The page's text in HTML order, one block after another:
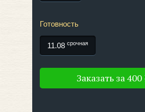
Готовность
11.08 срочная
Заказать за400